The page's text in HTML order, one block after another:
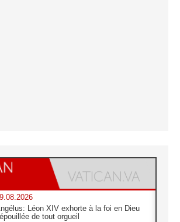
Léon XIV exhorte à la foi en Dieu
de tout orgueil